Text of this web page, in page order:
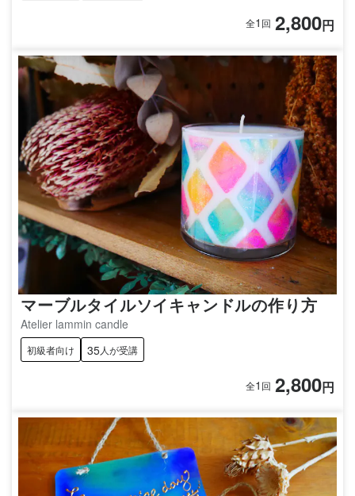
全1 回 2,800円
マーブルタイルソイキャンドルの作り方
Atelier lammin candle
初級者向け 35人が受講
全1 回 2,800円